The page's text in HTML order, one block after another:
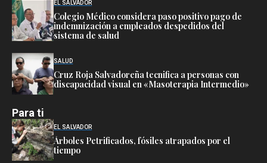
EL SALVADOR
Colegio Médico considera paso positivo pago de
indemnización a empleados despedidos del
sistema de salud
SALUD
Cruz Roja Salvadoreña tecnifica a personas con
discapacidad visual en «Masoterapia Intermedio»
Para ti
EL SALVADOR
Árboles Petrificados, fósiles atrapados por el
tiempo